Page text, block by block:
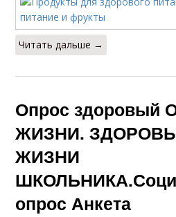
Читать дальше →
Опрос здоровый
ЖИЗНИ.
ЖИЗНИ
опрос Анкета